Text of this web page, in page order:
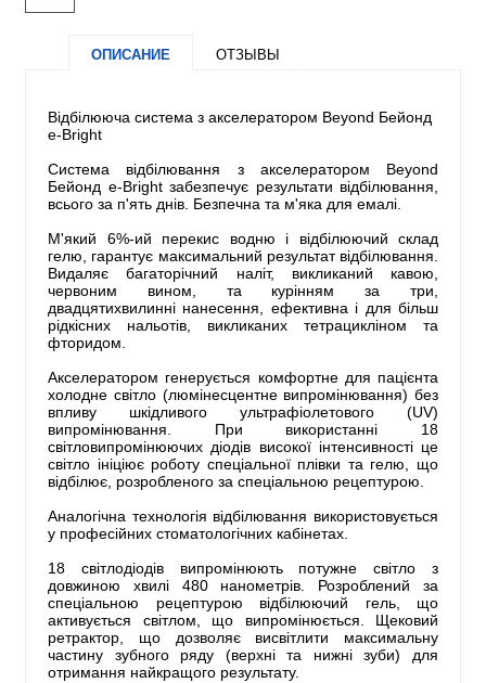
ОПИСАНИЕ ОТЗЫВЫ
Відбілююча система з акселератором Beyond Бейонд
e-Bright
Система відбілювання з акселератором Beyond
Бейонд e-Bright забезпечує результати відбілювання,
всього за п'ять днів. Безпечна та м'яка для емалі.
М'який 6%-ий перекис водню і відбілюючий склад
гелю, гарантує максимальний результат відбілювання.
Видаляє багаторічний наліт, викликаний кавою,
червоним вином, та курінням за три,
двадцятихвилинні нанесення, ефективна і для більш
рідкісних нальотів, викликаних тетрацикліном та
фторидом.
Акселератором генерується комфортне для пацієнта
холодне світло (люмінесцентне випромінювання) без
впливу шкідливого ультрафіолетового (UV)
випромінювання. При використанні 18
світловипромінюючих діодів високої інтенсивності це
світло ініціює роботу спеціальної плівки та гелю, що
відбілює, розробленого за спеціальною рецептурою.
Аналогічна технологія відбілювання використовується
у професійних стоматологічних кабінетах.
18 світлодіодів випромінюють потужне світло з
довжиною хвилі 480 нанометрів. Розроблений за
спеціальною рецептурою відбілюючий гель, що
активується світлом, що випромінюється. Щековий
ретрактор, що дозволяє висвітлити максимальну
частину зубного ряду (верхні та нижні зуби) для
отримання найкращого результату.